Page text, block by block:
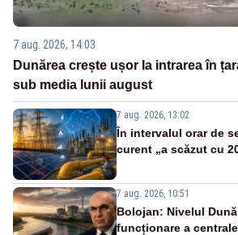
7 aug. 2026, 14:03
Dunărea crește ușor la intrarea în
sub media lunii august
7 aug. 2026, 13:02
În intervalul orar de
curent „a scăzut cu
7 aug. 2026, 10:51
Bolojan: Nivelul
funcționare a